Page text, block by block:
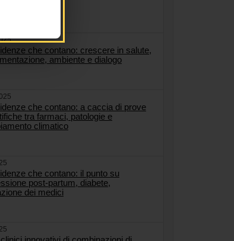
che contano: crescere in salute,
ambiente e dialogo
che contano: a caccia di prove
tra farmaci, patologie e
climatico
che contano: il punto su
post-partum, diabete,
dei medici